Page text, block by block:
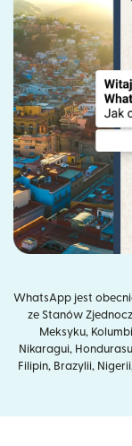
WhatsApp jest
ze Stanów
Meksyku,
Nikaragui,
Filipin, Brazylii,